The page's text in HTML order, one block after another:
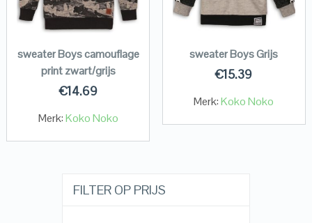
sweater Boys camouflage
print zwart/grijs
€14.69
Merk:Koko Noko
sweater Boys Grijs
€15.39
Merk:Koko Noko
FILTER OP PRIJS